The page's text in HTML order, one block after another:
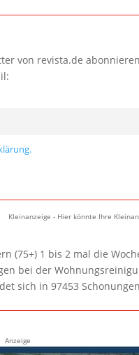
von revista.de
Kleinanzeige - Hier könnte Ihre
(75+) 1 bis 2 mal die
bei der
sich in 97453
Anzeige